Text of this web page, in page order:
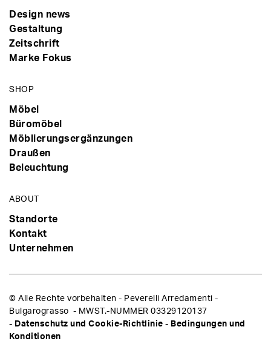
Design news
Gestaltung
Zeitschrift
Marke Fokus
SHOP
Möbel
Büromöbel
Möblierungsergänzungen
Draußen
Beleuchtung
ABOUT
Standorte
Kontakt
Unternehmen
© Alle Rechte vorbehalten - Peverelli Arredamenti -
Bulgarograsso - MWST.-NUMMER 03329120137
- Datenschutz und Cookie-Richtlinie - Bedingungen und
Konditionen